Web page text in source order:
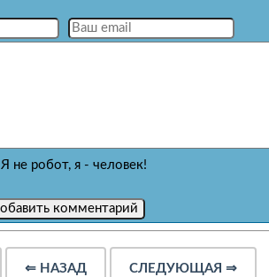
Я не робот, я - человек!
⇐ НАЗАД СЛЕДУЮЩАЯ ⇒